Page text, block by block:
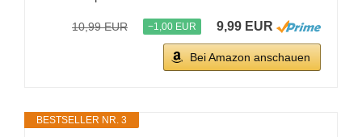
10,99 EUR −1,00 EUR 9,99 EUR
Bei Amazon anschauen
BESTSELLER NR. 3